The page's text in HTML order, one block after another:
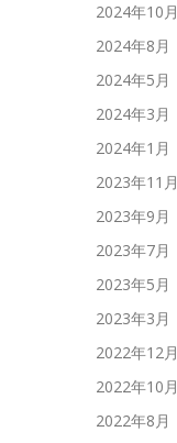
2024年10月
2024年8月
2024年5月
2024年3月
2024年1月
2023年11月
2023年9月
2023年7月
2023年5月
2023年3月
2022年12月
2022年10月
2022年8月